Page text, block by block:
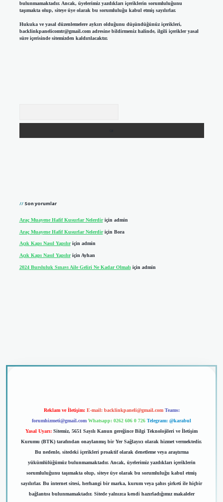
bulunmamaktadır. Ancak, üyelerimiz yazdıkları içeriklerin sorumluluğunu
taşımakta olup, siteye üye olarak bu sorumluluğu kabul etmiş sayılırlar.
Hukuka ve yasal düzenlemelere aykırı olduğunu düşündüğünüz içerikleri,
backlinkpanelicomtr@gmail.comadresine bildirmeniz halinde, ilgili içerikler yasal
süre içerisinde sitemizden kaldırılacaktır.
Son yorumlar
Araç Muayene Hafif Kusurlar Nelerdiriçin admin
Araç Muayene Hafif Kusurlar Nelerdiriçin Bora
Açık Kapı Nasıl Yapılıriçin admin
Açık Kapı Nasıl Yapılıriçin Ayhan
2024 Bursluluk Sınavı Aile Geliri Ne Kadar Olmalıiçin admin
Reklam ve İletişim: E-mail: backlinkpaneli@gmail.com Teams:
forumhizmeti@gmail.com Whatsapp: 0262 606 0 726 Telegram: @karabul
Yasal Uyarı: Sitemiz, 5651 Sayılı Kanun gereğince Bilgi Teknolojileri ve İletişim
Kurumu (BTK) tarafından onaylanmış bir Yer Sağlayıcı olarak hizmet vermektedir.
Bu nedenle, sitedeki içerikleri proaktif olarak denetleme veya araştırma
yükümlülüğümüz bulunmamaktadır. Ancak, üyelerimiz yazdıkları içeriklerin
sorumluluğunu taşımakta olup, siteye üye olarak bu sorumluluğu kabul etmiş
sayılırlar. Bu internet sitesi, herhangi bir marka, kurum veya şahıs şirketi ile hiçbir
bağlantısı bulunmamaktadır. Sitede yalnızca kendi hazırladığımız makaleler